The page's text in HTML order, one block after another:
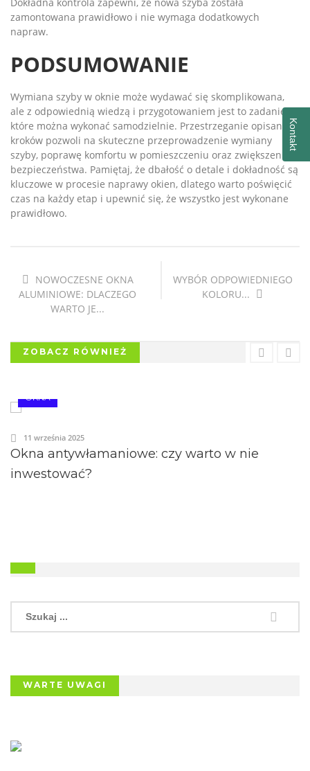
zamontowana prawidłowo i nie wymaga dodatkowych
napraw.
PODSUMOWANIE
Wymiana szyby w oknie może wydawać się skomplikowana,
ale z odpowiednią wiedzą i przygotowaniem jest to zadanie,
które można wykonać samodzielnie. Przestrzeganie opisanych
kroków pozwoli na skuteczne przeprowadzenie wymiany
szyby, poprawę komfortu w pomieszczeniu oraz zwiększenie
bezpieczeństwa. Pamiętaj, że dbałość o detale i dokładność są
kluczowe w procesie naprawy okien, dlatego warto poświęcić
czas na każdy etap i upewnić się, że wszystko jest wykonane
prawidłowo.
NOWOCZESNE OKNA
ALUMINIOWE: DLACZEGO
WARTO JE...
WYBÓR ODPOWIEDNIEGO
KOLORU...
ZOBACZ RÓWNIEŻ
OKNA
Okna antywłamaniowe: czy warto w nie
inwestować?
11 września 2025
WARTE UWAGI
Kontakt